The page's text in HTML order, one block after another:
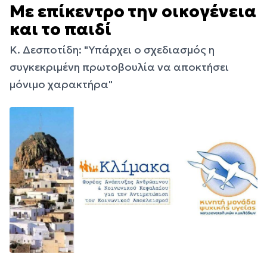
Με επίκεντρο την οικογένεια
και το παιδί
Κ. Δεσποτίδη: "Υπάρχει ο σχεδιασμός η
συγκεκριμένη πρωτοβουλία να αποκτήσει
μόνιμο χαρακτήρα"